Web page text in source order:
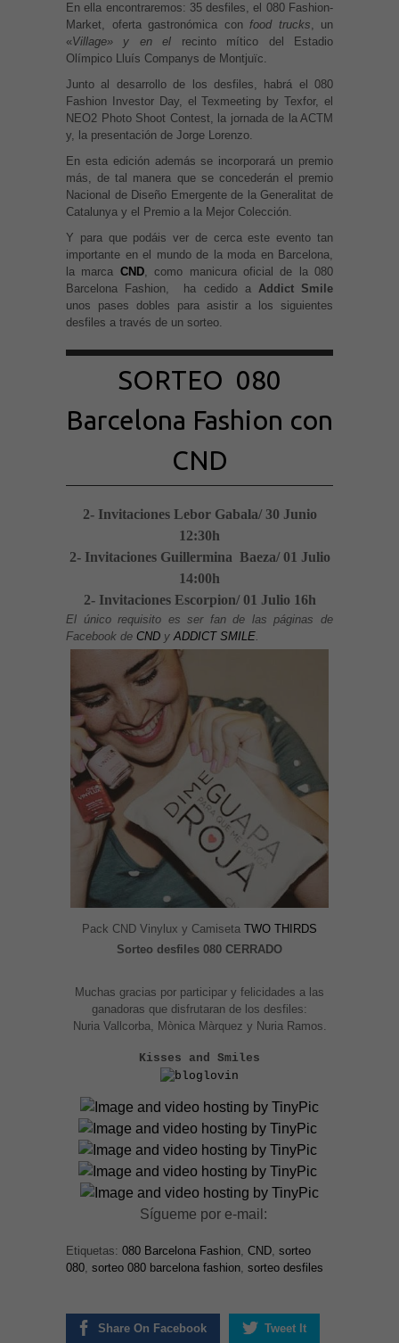
En ella encontraremos: 35 desfiles, el 080 Fashion-
Market, oferta gastronómica con food trucks, un
«Village» y en el recinto mítico del Estadio
Olímpico Lluís Companys de Montjuïc.
Junto al desarrollo de los desfiles, habrá el 080
Fashion Investor Day, el Texmeeting by Texfor, el
NEO2 Photo Shoot Contest, la jornada de la ACTM
y, la presentación de Jorge Lorenzo.
En esta edición además se incorporará un premio
más, de tal manera que se concederán el premio
Nacional de Diseño Emergente de la Generalitat de
Catalunya y el Premio a la Mejor Colección.
Y para que podáis ver de cerca este evento tan
importante en el mundo de la moda en Barcelona,
la marca CND, como manicura oficial de la 080
Barcelona Fashion, ha cedido a Addict Smile
unos pases dobles para asistir a los siguientes
desfiles a través de un sorteo.
SORTEO 080
Barcelona Fashion con
CND
2- Invitaciones Lebor Gabala/ 30 Junio
12:30h
2- Invitaciones Guillermina Baeza/ 01 Julio
14:00h
2- Invitaciones Escorpion/ 01 Julio 16h
El único requisito es ser fan de las páginas de
Facebook de CND y ADDICT SMILE
Pack CND Vinylux y Camiseta TWO THIRDS
Sorteo desfiles 080 CERRADO
Muchas gracias por participar y felicidades a las
ganadoras que disfrutaran de los desfiles:
Nuria Vallcorba, Mònica Màrquez y Nuria Ramos.
Kisses and Smiles
Sígueme por e-mail:
Etiquetas: 080 Barcelona Fashion, CND, sorteo
080, sorteo 080 barcelona fashion, sorteo desfiles
Share On Facebook Tweet It